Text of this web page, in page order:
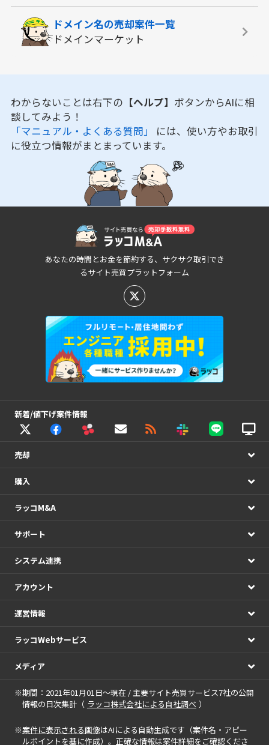
ドメイン名の売却案件一覧
ドメインマーケット
わからないことは右下の 【ヘルプ】 ボタンからAIに相
談してみよう！
「マニュアル・よくある質問」 には、使い方やお取引
に役立つ情報がまとまっています。
あなたの時間とお金を節約する、サクサク取引でき
るサイト売買プラットフォーム
新着/値下げ案件情報
売却
購入
ラッコM&A
サポート
システム連携
アカウント
運営情報
ラッコWebサービス
メディア
※期間：2021年01月01日～現在 / 主要サイト売買サービス7社の公開
情報の日次集計（ ラッコ株式会社による自社調べ ）
※案件に表示される画像はAIによる自動生成です（案件名・アピー
ルポイントを基に作成）。正確な情報は案件詳細をご確認くださ